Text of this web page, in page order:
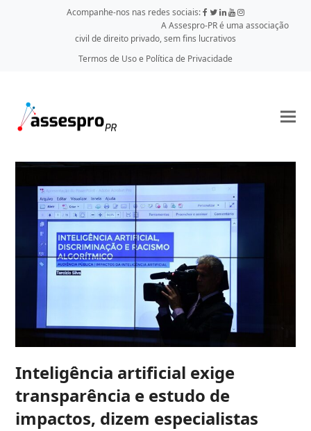
Acompanhe-nos nas redes sociais:
A Assespro-PR é uma associação
civil de direito privado, sem fins lucrativos
Termos de Uso e Política de Privacidade
Inteligência artificial exige
transparência e estudo de
impactos, dizem especialistas